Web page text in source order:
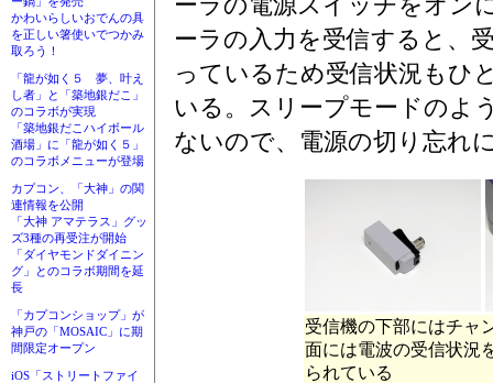
かわいらしいおでんの具
を正しい箸使いでつかみ
取ろう！
「龍が如く５ 夢、叶え
し者」と「築地銀だこ」
のコラボが実現
「築地銀だこハイボール
酒場」に「龍が如く５」
のコラボメニューが登場
カプコン、「大神」の関
連情報を公開
「大神 アマテラス」グッ
ズ3種の再受注が開始
「ダイヤモンドダイニン
グ」とのコラボ期間を延
長
「カプコンショップ」が
神戸の「MOSAIC」に期
間限定オープン
iOS「ストリートファイ
ーラの入力を受信すると、
っているため受信状況もひ
いる。スリープモードのよ
ないので、電源の切り忘れ
受信機の下部にはチャ
面には電波の受信状況
られている